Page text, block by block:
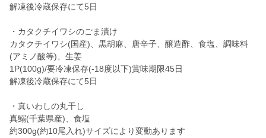
解凍後冷蔵保存にて5日
・カタクチイワシのごま漬け
カタクチイワシ(国産)、黒胡麻、唐辛子、醸造酢、食塩、調味料
(アミノ酸等)、生姜
1P(100g)/要冷凍保存(-18度以下)賞味期限45日
解凍後冷蔵保存にて5日
・真いわしの丸干し
真鰯(千葉県産)、食塩
約300g(約10尾入れ)サイズにより変動あります